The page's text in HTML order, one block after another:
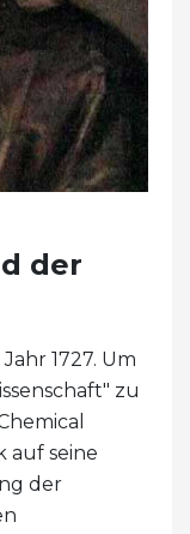
der
1727. Um
zu
auf seine
der